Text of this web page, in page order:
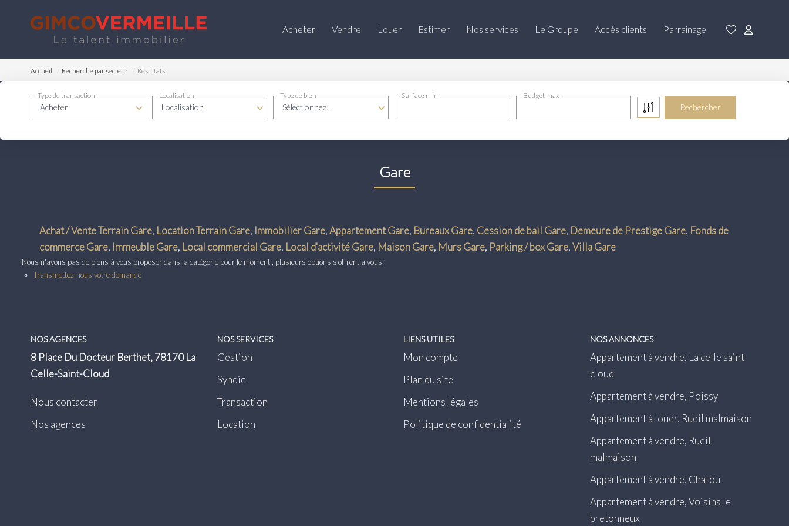
Acheter Vendre Louer Estimer Nos services Le Groupe Accès clients Parrainage
Accueil Recherche par secteur Résultats
Acheter
Type de transaction
Localisation
Localisation
Sélectionnez...
Type de bien Surface min Budget max
Gare
Achat / Vente Terrain Gare, Location Terrain Gare, Immobilier Gare,Appartement Gare, Bureaux Gare, Cession de bail Gare, Demeure de Prestige Gare, Fonds de
commerce Gare, Immeuble Gare, Local commercial Gare, Local d'activité Gare, Maison Gare, Murs Gare, Parking / box Gare,Villa Gare
Nous n'avons pas de biens à vous proposer dans la catégorie pour le moment , plusieurs options s'offrent à vous :
Transmettez-nous votre demande
NOS AGENCES
8 Place Du Docteur Berthet, 78170 La
Celle-Saint-Cloud
Nous contacter
Nos agences
NOS SERVICES
Gestion
Syndic
Transaction
Location
LIENS UTILES
Mon compte
Plan du site
Mentions légales
Politique de confidentialité
NOS ANNONCES
Appartement à vendre, La celle saint
cloud
Appartement à vendre, Poissy
Appartement à louer, Rueil malmaison
Appartement à vendre, Rueil
malmaison
Appartement à vendre, Chatou
Appartement à vendre, Voisins le
bretonneux